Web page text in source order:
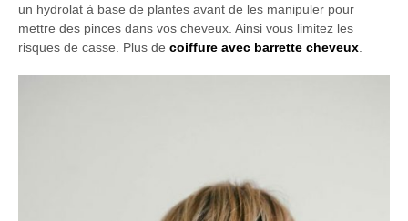
un hydrolat à base de plantes avant de les manipuler pour
mettre des pinces dans vos cheveux. Ainsi vous limitez les
risques de casse. Plus de coiffure avec barrette cheveux